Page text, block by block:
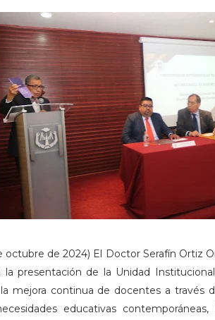
octubre de 2024) El Doctor Serafín Ortiz
la presentación de la Unidad
mejora continua de docentes a través
educativas